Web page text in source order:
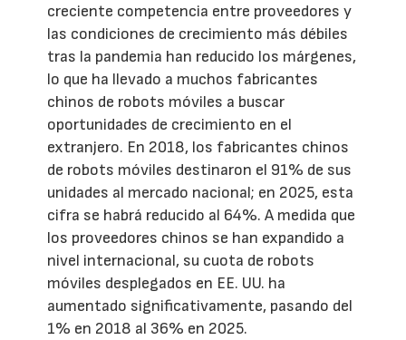
creciente competencia entre proveedores y
las condiciones de crecimiento más débiles
tras la pandemia han reducido los márgenes,
lo que ha llevado a muchos fabricantes
chinos de robots móviles a buscar
oportunidades de crecimiento en el
extranjero. En 2018, los fabricantes chinos
de robots móviles destinaron el 91% de sus
unidades al mercado nacional; en 2025, esta
cifra se habrá reducido al 64%. A medida que
los proveedores chinos se han expandido a
nivel internacional, su cuota de robots
móviles desplegados en EE. UU. ha
aumentado significativamente, pasando del
1% en 2018 al 36% en 2025.